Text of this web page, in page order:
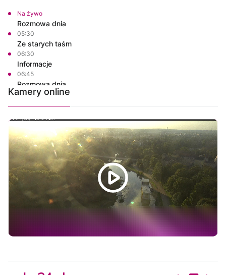
Na żywo
Rozmowa dnia
05:30
Ze starych taśm
06:30
Informacje
06:45
Rozmowa dnia
07:00
Własnymi ścieżkami
07:35
Wielkopolska na Weekend
08:00
Informacje
08:15
Rozmowa dnia
08:30
Ze starych taśm
09:45
Kamery online